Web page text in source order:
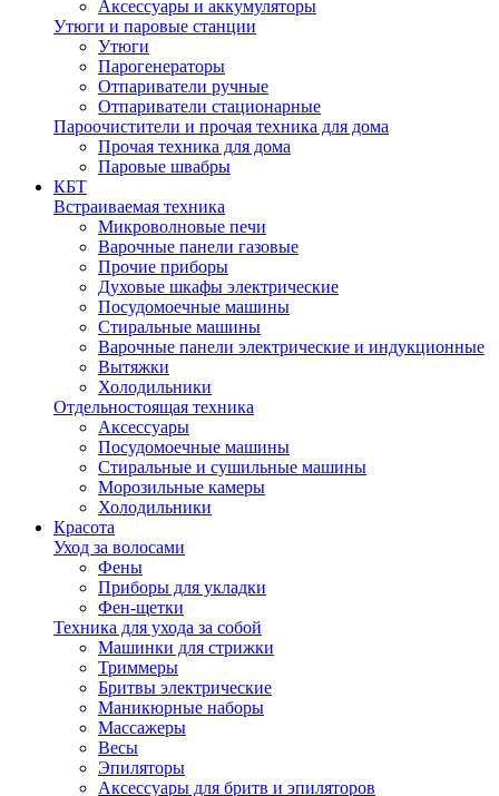
Аксессуары и аккумуляторы
Утюги и паровые станции
Утюги
Парогенераторы
Отпариватели ручные
Отпариватели стационарные
Пароочистители и прочая техника для дома
Прочая техника для дома
Паровые швабры
КБТ
Встраиваемая техника
Микроволновые печи
Варочные панели газовые
Прочие приборы
Духовые шкафы электрические
Посудомоечные машины
Стиральные машины
Варочные панели электрические и индукционные
Вытяжки
Холодильники
Отдельностоящая техника
Аксессуары
Посудомоечные машины
Стиральные и сушильные машины
Морозильные камеры
Холодильники
Красота
Уход за волосами
Фены
Приборы для укладки
Фен-щетки
Техника для ухода за собой
Машинки для стрижки
Триммеры
Бритвы электрические
Маникюрные наборы
Массажеры
Весы
Эпиляторы
Аксессуары для бритв и эпиляторов